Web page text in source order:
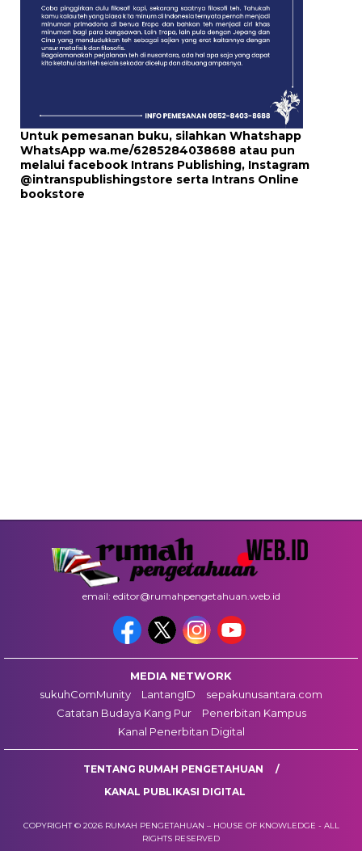
Untuk pemesanan buku, silahkan Whatshapp
WhatsApp wa.me/6285284038688 atau pun
melalui facebook Intrans Publishing, Instagram
@intranspublishingstore serta Intrans Online
bookstore
email: editor@rumahpengetahuan.web.id
MEDIA NETWORK
sukuhComMunity
LantangID
sepakunusantara.com
Catatan Budaya Kang Pur
Penerbitan Kampus
Kanal Penerbitan Digital
TENTANG RUMAH PENGETAHUAN
KANAL PUBLIKASI DIGITAL
COPYRIGHT © 2026 RUMAH PENGETAHUAN – HOUSE OF KNOWLEDGE - ALL
RIGHTS RESERVED